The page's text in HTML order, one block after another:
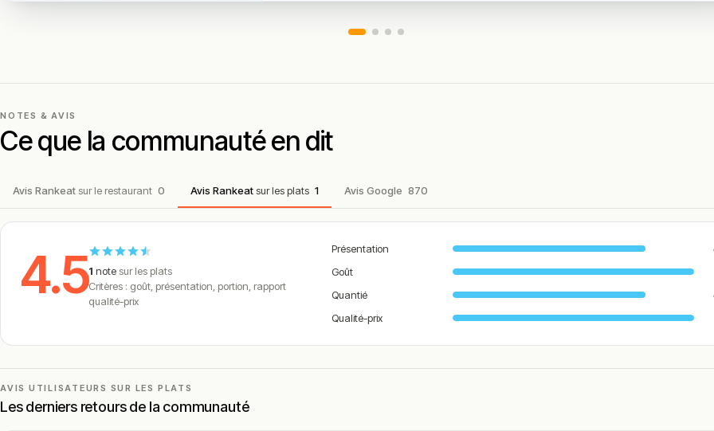
NOTES & AVIS
Ce que la communauté en dit
Avis Rankeat sur le restaurant 0 Avis Rankeatsur les plats 1 Avis Google 870
4.51 notesur les plats
Critères : goût, présentation, portion, rapport
qualité-prix
Présentation
Goût
Quantié
Qualité-prix
AVIS UTILISATEURS SUR LES PLATS
Les derniers retours de la communauté